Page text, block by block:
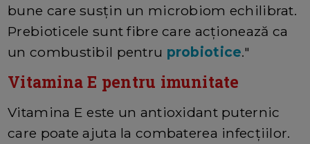
bune care susțin un microbiom echilibrat.
Prebioticele sunt fibre care acționează ca
un combustibil pentru probiotice."
Vitamina E pentru imunitate
Vitamina E este un antioxidant puternic
care poate ajuta la combaterea infecțiilor.